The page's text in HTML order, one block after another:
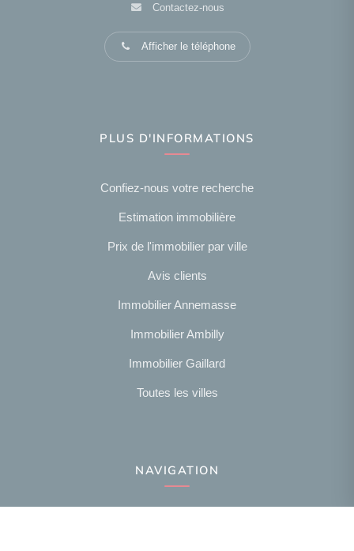
Contactez-nous
Afficher le téléphone
PLUS D'INFORMATIONS
Confiez-nous votre recherche
Estimation immobilière
Prix de l'immobilier par ville
Avis clients
Immobilier Annemasse
Immobilier Ambilly
Immobilier Gaillard
Toutes les villes
NAVIGATION